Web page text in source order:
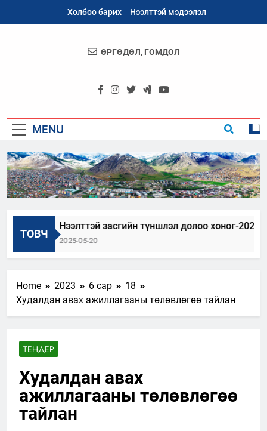
Холбоо барих Нээлттэй мэдээлэл
Архангай
ӨРГӨДӨЛ, ГОМДОЛ
MENU
ТОВЧ
Нээлттэй засгийн түншлэл долоо хоног-2025
2025-05-20
Home 2023 6 сар
18
Худалдан авах ажиллагааны төлөвлөгөө тайлан
ТЕНДЕР
Худалдан авах
ажиллагааны төлөвлөгөө
тайлан